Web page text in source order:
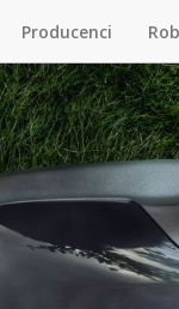
Producenci